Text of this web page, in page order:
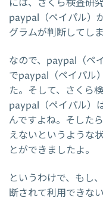
には、さくら検査研
paypal（ペイパル）
グラムが判断してし
なので、paypal（ペ
でpaypal（ペイパル
た。そして、さくら
paypal（ペイパル）
んですよね。そした
えないというような
とができましたよ。
というわけで、もし
断されて利用できな